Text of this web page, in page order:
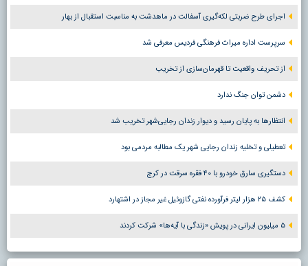
اجرای طرح ضربتی لکه‌گیری آسفالت در ماهدشت به مناسبت استقبال از بهار
سرپرست اداره میراث فرهنگی فردیس معرفی شد
از تحریف واقعیت تا قهرمان‌سازی از تخریب
دشمن توان جنگ ندارد
انتظارها به پایان رسید و دیوار زندان رجایی‌شهر تخریب شد
تعطیلی و تخلیه زندان رجایی شهر یک مطالبه مردمی بود
دستگیری سارق خودرو با ۴۰ فقره سرقت در کرج
کشف ۲۵ هزار لیتر فرآورده نفتی گازوئیل غیر مجاز در اشتهارد
۵ میلیون ایرانی در پویش «زندگی با آیه‌ها» شرکت کردند